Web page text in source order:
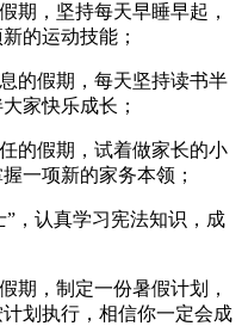
，坚持每天早睡早起，
的运动技能；
假期，每天坚持读书半
家快乐成长；
假期，试着做家长的小
一项新的家务本领；
认真学习宪法知识，成
，制定一份暑假计划，
划执行，相信你一定会成